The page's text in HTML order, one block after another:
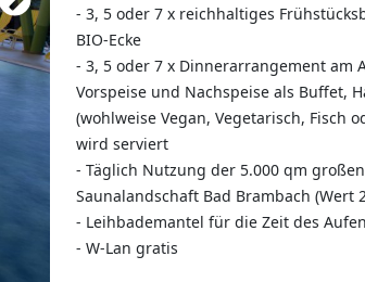
- 3, 5 oder 7 x reichhaltiges
BIO-Ecke
- 3, 5 oder 7 x Dinnerarrangement am
Vorspeise und Nachspeise als Buffet,
(wohlweise Vegan, Vegetarisch, Fisch
wird serviert
- Täglich Nutzung der 5.000 qm
Saunalandschaft Bad Brambach (Wert
- Leihbademantel für die Zeit des
- W-Lan gratis